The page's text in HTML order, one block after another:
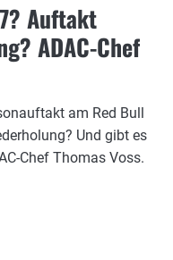
Auftakt
ADAC-Chef
am Red Bull
Und gibt es
Chef Thomas Voss.